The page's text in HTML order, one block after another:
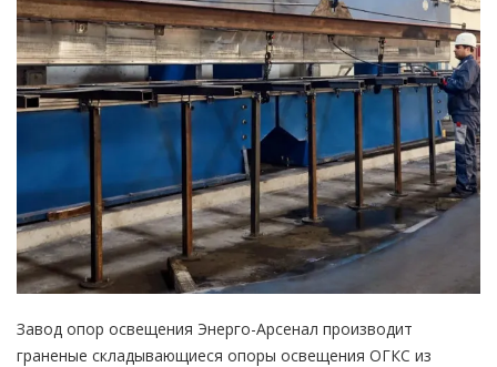
Завод опор освещения Энерго-Арсенал производит
граненые складывающиеся опоры освещения ОГКС из